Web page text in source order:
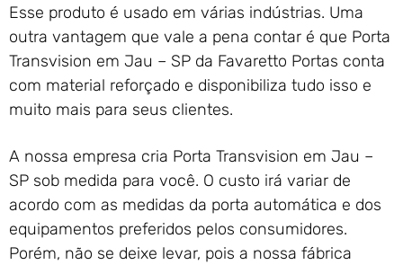
Esse produto é usado em várias indústrias. Uma
outra vantagem que vale a pena contar é que Porta
Transvision em Jau – SP da Favaretto Portas conta
com material reforçado e disponibiliza tudo isso e
muito mais para seus clientes.
A nossa empresa cria Porta Transvision em Jau –
SP sob medida para você. O custo irá variar de
acordo com as medidas da porta automática e dos
equipamentos preferidos pelos consumidores.
Porém, não se deixe levar, pois a nossa fábrica